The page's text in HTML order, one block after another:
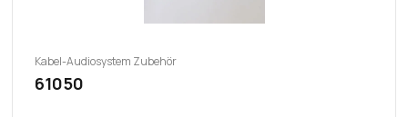
Kabel-Audiosystem Zubehör
61050